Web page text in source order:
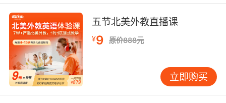
骨寒风）描述体感，美式英语则多用"balmy
breeze"（和煦微风）表现舒适感受。
方言差异造就独特表达。苏格兰海岸居民
说"snaws wirried"（夹雪的狂风），新英格兰渔
夫用"northeaster"（东北暴风雪）统称特定风向
的恶劣天气。这些地域性词汇在VIPKID的文化主
五节北美外教直播课
¥9 原价888元
立即购买